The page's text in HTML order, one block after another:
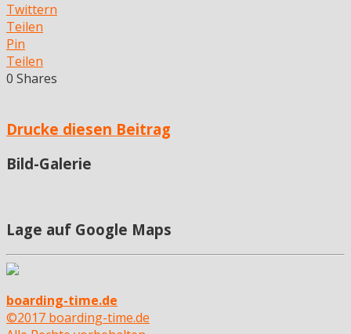
Twittern
Teilen
Pin
Teilen
0 Shares
Drucke diesen Beitrag
Bild-Galerie
Lage auf Google Maps
boarding-time.de
©2017 boarding-time.de